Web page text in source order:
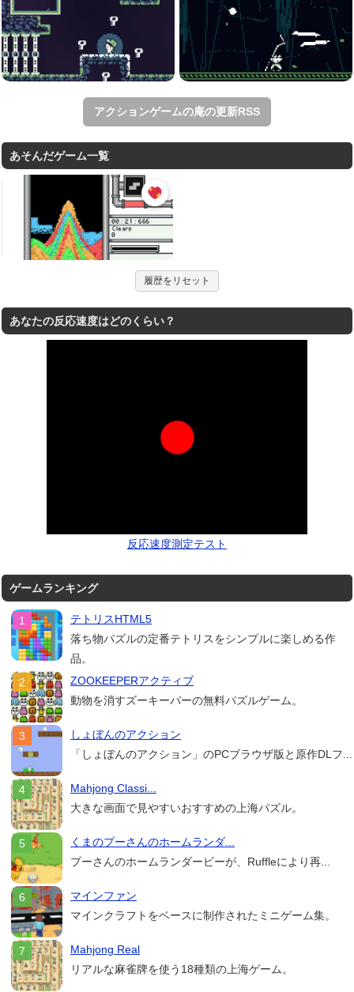
アクションゲームの庵の更新RSS
あそんだゲーム一覧
履歴をリセット
あなたの反応速度はどのくらい？
反応速度測定テスト
ゲームランキング
テトリスHTML5
落ち物パズルの定番テトリスをシンプルに楽しめる作
品。
ZOOKEEPERアクティブ
動物を消すズーキーパーの無料パズルゲーム。
しょぼんのアクション
「しょぼんのアクション」のPCブラウザ版と原作DLフ...
Mahjong Classi...
大きな画面で見やすいおすすめの上海パズル。
くまのプーさんのホームランダ...
プーさんのホームランダービーが、Ruffleにより再...
マインファン
マインクラフトをベースに制作されたミニゲーム集。
Mahjong Real
リアルな麻雀牌を使う18種類の上海ゲーム。